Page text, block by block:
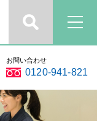
お問い合わせ
0120-941-821